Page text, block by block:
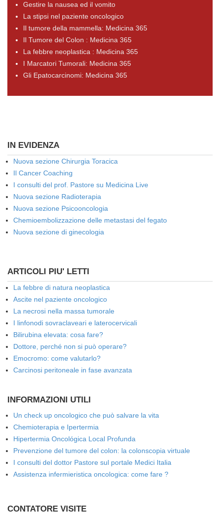
Gestire la nausea ed il vomito
La stipsi nel paziente oncologico
Il tumore della mammella: Medicina 365
Il Tumore del Colon : Medicina 365
La febbre neoplastica : Medicina 365
I Marcatori Tumorali: Medicina 365
Gli Epatocarcinomi: Medicina 365
IN EVIDENZA
Nuova sezione Chirurgia Toracica
Il Cancer Coaching
I consulti del prof. Pastore su Medicina Live
Nuova sezione Radioterapia
Nuova sezione Psicooncologia
Chemioembolizzazione delle metastasi del fegato
Nuova sezione di ginecologia
ARTICOLI PIU' LETTI
La febbre di natura neoplastica
Ascite nel paziente oncologico
La necrosi nella massa tumorale
I linfonodi sovraclaveari e laterocervicali
Bilirubina elevata: cosa fare?
Dottore, perché non si può operare?
Emocromo: come valutarlo?
Carcinosi peritoneale in fase avanzata
INFORMAZIONI UTILI
Un check up oncologico che può salvare la vita
Chemioterapia e Ipertermia
Hipertermia Oncológica Local Profunda
Prevenzione del tumore del colon: la colonscopia virtuale
I consulti del dottor Pastore sul portale Medici Italia
Assistenza infermieristica oncologica: come fare ?
CONTATORE VISITE